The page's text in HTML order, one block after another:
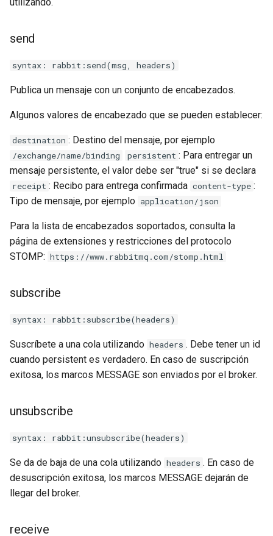
push-stream
rdns
redis-rate-limit
request-cookies-filter
rewrite-status
rtmp
security-headers
security
selective-cache-purge
set-misc
slowfs
send
syntax: rabbit:send(msg, headers)
Publica un mensaje con un conjunto de encabezados.
Algunos valores de encabezado que se pueden establecer:
destination : Destino del mensaje, por ejemplo
/exchange/name/binding persistent : Para entregar un
mensaje persistente, el valor debe ser "true" si se declara
receipt : Recibo para entrega confirmada content-type :
Tipo de mensaje, por ejemplo application/json
Para la lista de encabezados soportados, consulta la
página de extensiones y restricciones del protocolo
STOMP: https://www.rabbitmq.com/stomp.html
subscribe
syntax: rabbit:subscribe(headers)
Suscríbete a una cola utilizando headers . Debe tener un id
cuando persistent es verdadero. En caso de suscripción
exitosa, los marcos MESSAGE son enviados por el broker.
unsubscribe
syntax: rabbit:unsubscribe(headers)
Se da de baja de una cola utilizando headers . En caso de
desuscripción exitosa, los marcos MESSAGE dejarán de
llegar del broker.
receive